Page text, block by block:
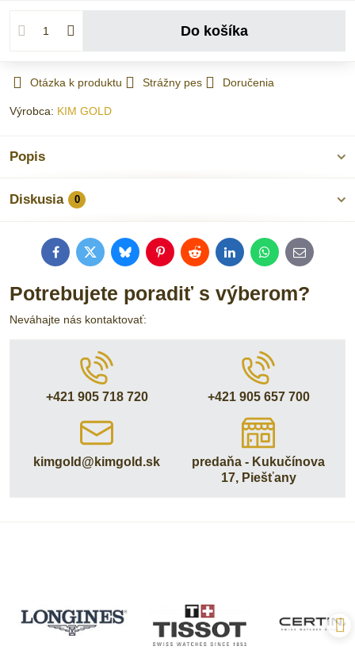
Do košíka
Otázka k produktu Strážny pes Doručenia
Výrobca: KIM GOLD
Popis
Diskusia 0
FacebookTwitterBlueskyPinterestRedditLinkedInWhatsApp
E-
mail
Potrebujete poradiť s výberom?
Neváhajte nás kontaktovať:
+421 905 718 720 +421 905 657 700
kimgold​@kimgold​.sk
predaňa - Kukučínova
17, Piešťany